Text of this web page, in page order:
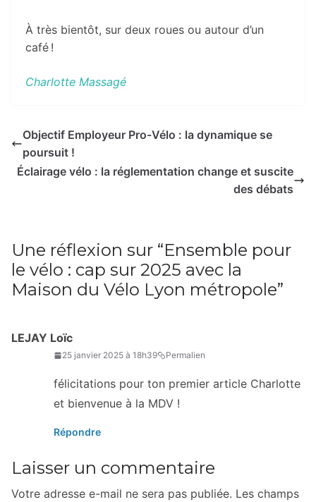
À très bientôt, sur deux roues ou autour d’un
café !
Charlotte Massagé
Objectif Employeur Pro-Vélo : la dynamique se
poursuit !
Éclairage vélo : la réglementation change et suscite
des débats
Une réflexion sur “Ensemble pour
le vélo : cap sur 2025 avec la
Maison du Vélo Lyon métropole”
LEJAY Loïc
25 janvier 2025 à 18h39 Permalien
félicitations pour ton premier article Charlotte
et bienvenue à la MDV !
Répondre
Laisser un commentaire
Votre adresse e-mail ne sera pas publiée. Les champs